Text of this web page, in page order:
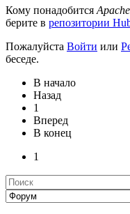
Кому понадобится
берите в репозитории
Пожалуйста Войти или
беседе.
В начало
Назад
1
Вперед
В конец
1